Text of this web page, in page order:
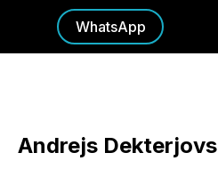
WhatsApp
Andrejs Dekterjovs